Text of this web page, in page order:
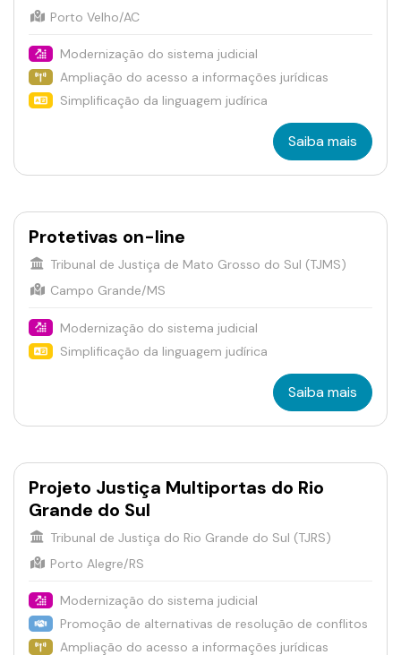
Porto Velho/AC
Modernização do sistema judicial
Ampliação do acesso a informações jurídicas
Simplificação da linguagem judírica
Saiba mais
Protetivas on-line
Tribunal de Justiça de Mato Grosso do Sul (TJMS)
Campo Grande/MS
Modernização do sistema judicial
Simplificação da linguagem judírica
Saiba mais
Projeto Justiça Multiportas do Rio
Grande do Sul
Tribunal de Justiça do Rio Grande do Sul (TJRS)
Porto Alegre/RS
Modernização do sistema judicial
Promoção de alternativas de resolução de conflitos
Ampliação do acesso a informações jurídicas